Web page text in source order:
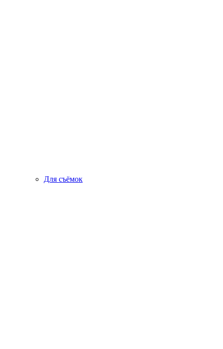
Для съёмок